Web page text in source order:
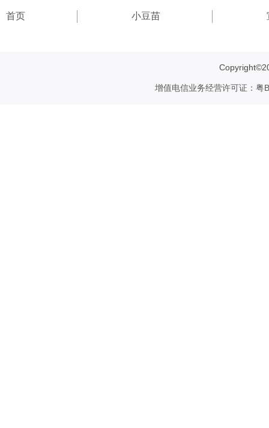
首页 小豆苗
增值电信业务经营许可证：粤